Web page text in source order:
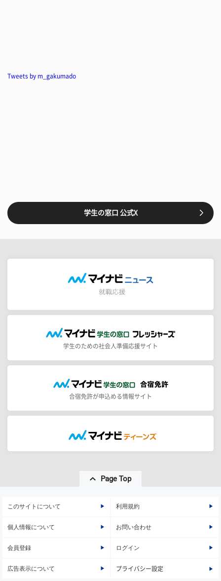
Tweets by m_gakumado
学生の窓口 公式X
学生のための社会人準備応援サイト
合宿免許が申込める情報サイト
Page Top
このサイトについて 利用規約
個人情報について お問い合わせ
会員登録 ログイン
広告表示について プライバシー設定